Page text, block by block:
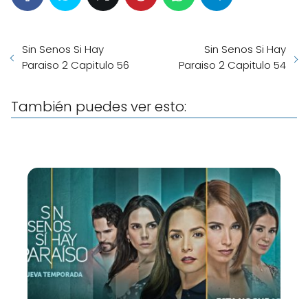
Sin Senos Si Hay
Paraiso 2 Capitulo 56
Sin Senos Si Hay
Paraiso 2 Capitulo 54
También puedes ver esto: